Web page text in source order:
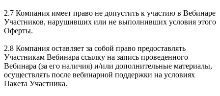
2.7 Компания имеет право не допустить к участию в Вебинаре
Участников, нарушивших или не выполнивших условия этого
Оферты.
2.8 Компания оставляет за собой право предоставлять
Участникам Вебинара ссылку на запись проведенного
Вебинара (за его наличия) и/или дополнительные материалы,
осуществлять после вебинарной поддержки на условиях
Пакета Участника.